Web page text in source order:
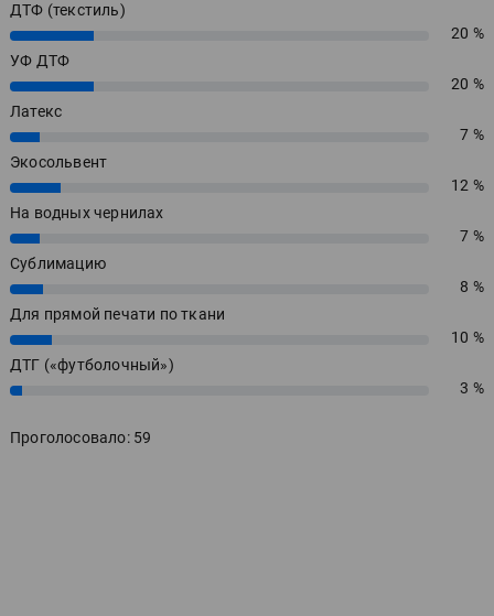
ДТФ (текстиль)
20%
20 %
УФ ДТФ
20%
20 %
Латекс
7%
7 %
Экосольвент
12%
12 %
На водных чернилах
7%
7 %
Сублимацию
8%
8 %
Для прямой печати по ткани
10%
10 %
ДТГ («футболочный»)
3% 3 %
Проголосовало: 59